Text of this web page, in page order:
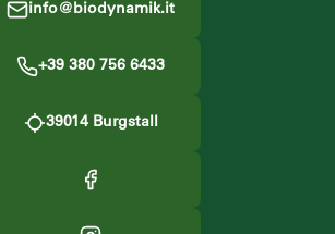
info@biodynamik.it
+39 380 756 6433
39014 Burgstall